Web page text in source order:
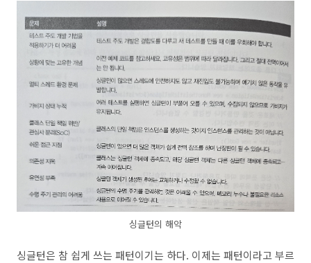
싱글턴의 해악
싱글턴은 참 쉽게 쓰는 패턴이기는 하다. 이제는 패턴이라고 부르